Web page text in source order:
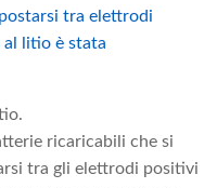
tra elettrodi
al litio è stata
ricaricabili che si
tra gli elettrodi positivi